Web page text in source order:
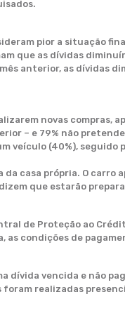
pior a situação
que as dívidas
anterior, as dívidas
novas compras,
– e 79% não
veículo (40%), seguido
casa própria. O carro
que estarão
de Proteção ao
condições de
vencida e não
realizadas